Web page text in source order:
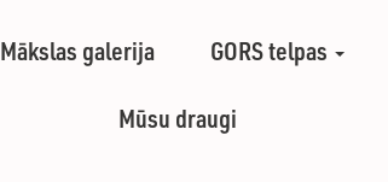
Mākslas galerija GORS telpas
Mūsu draugi